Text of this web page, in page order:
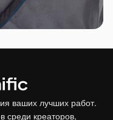
ваших лучших работ.
среди креаторов,